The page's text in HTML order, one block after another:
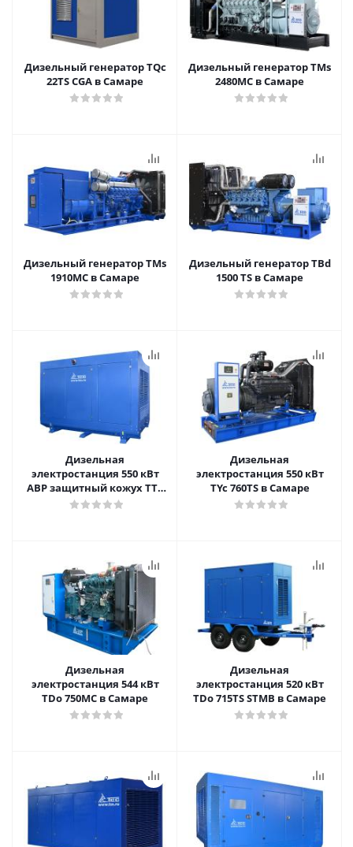
Дизельный генератор TQc
22TS CGA в Самаре
Дизельный генератор TMs
2480MC в Самаре
Дизельный генератор TMs
1910MC в Самаре
Дизельный генератор TBd
1500 TS в Самаре
Дизельная
электростанция 550 кВт
АВР защитный кожух TTd
760TS CTA в Самаре
Дизельная
электростанция 550 кВт
TYc 760TS в Самаре
Дизельная
электростанция 544 кВт
TDo 750MC в Самаре
Дизельная
электростанция 520 кВт
TDo 715TS STMB в Самаре